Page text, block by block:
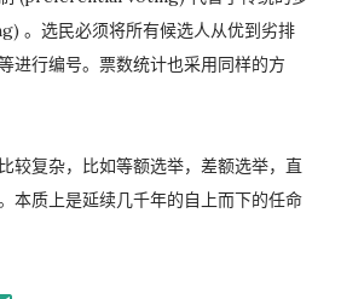
。选民必须将所有候选人从优到劣排
进行编号。票数统计也采用同样的方
较复杂，比如等额选举，差额选举，直
本质上是延续几千年的自上而下的任命